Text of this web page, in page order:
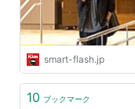
smart-flash.jp
10 ブックマーク